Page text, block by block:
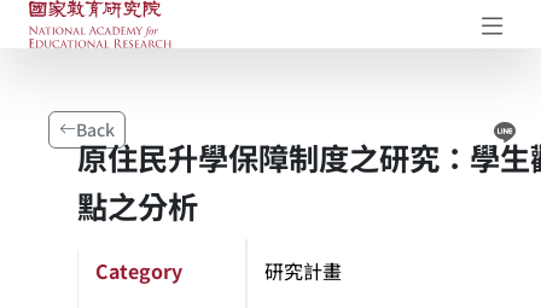
NAER Research Repository
Back
原住民升學保障制度之研究：學生
點之分析
Category 研究計畫